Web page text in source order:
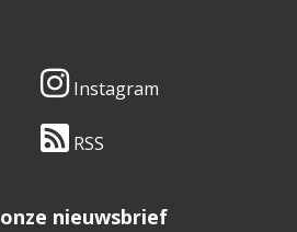
Instagram
RSS
nieuwsbrief